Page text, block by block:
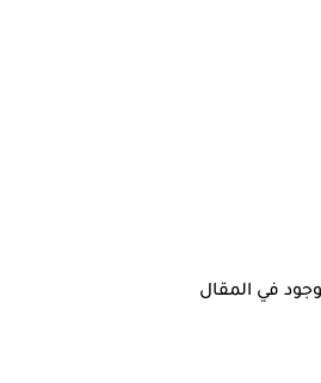
في المقال